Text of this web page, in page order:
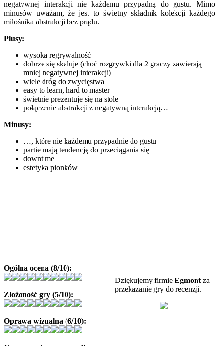
negatywnej interakcji nie każdemu przypadną do gustu. Mimo
minusów uważam, że jest to świetny składnik kolekcji każdego
miłośnika abstrakcji bez prądu.
Plusy:
wysoka regrywalność
dobrze się skaluje (choć rozgrywki dla 2 graczy zawierają
mniej negatywnej interakcji)
wiele dróg do zwycięstwa
easy to learn, hard to master
świetnie prezentuje się na stole
połączenie abstrakcji z negatywną interakcją…
Minusy:
…, które nie każdemu przypadnie do gustu
partie mają tendencję do przeciągania się
downtime
estetyka pionków
Dziękujemy firmie Egmont za
przekazanie gry do recenzji.
Ogólna ocena (8/10):
Złożoność gry (5/10):
Oprawa wizualna (6/10):